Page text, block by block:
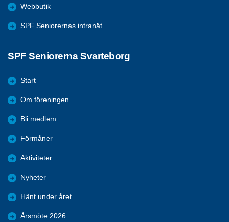
Webbutik
SPF Seniorernas intranät
SPF Seniorerna Svarteborg
Start
Om föreningen
Bli medlem
Förmåner
Aktiviteter
Nyheter
Hänt under året
Årsmöte 2026